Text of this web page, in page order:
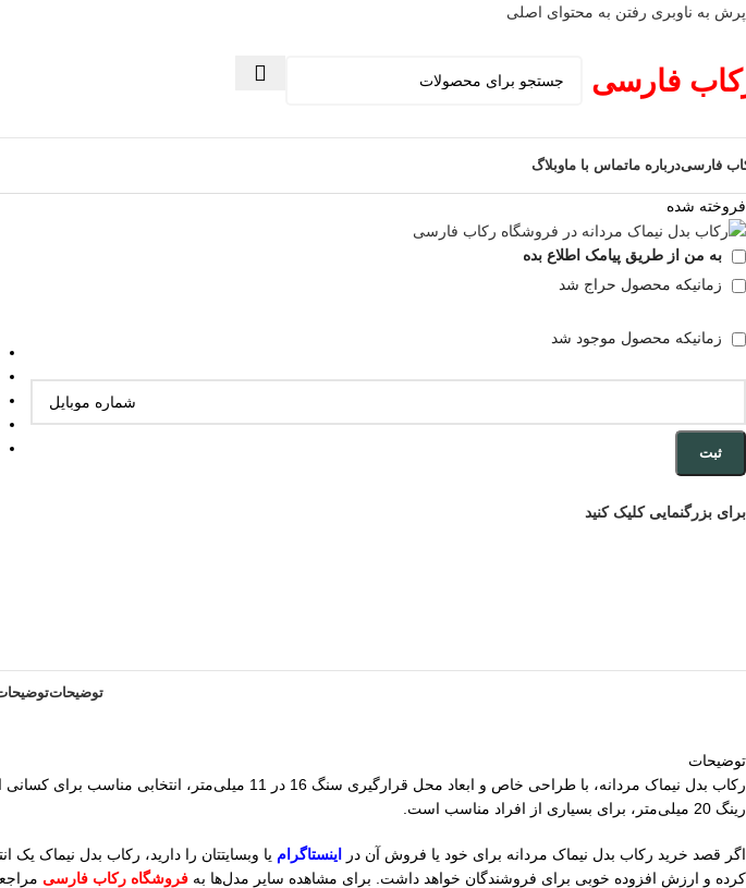
پرش به ناوبری رفتن به محتوای اصلی
فارسی
فارسیدرباره ماتماس با ماوبلاگ
فروخته شده
به من از طریق پیامک اطلاع بده
زمانیکه محصول حراج شد
زمانیکه محصول موجود شد
ثبت
برای بزرگنمایی کلیک کنید
توضیحات
توضیحات
رینگ 20 میلی‌متر، برای بسیاری از افراد مناسب است.
اگر قصد خرید رکاب بدل نیماک مردانه برای خود یا فروش آن در اینستاگرام یا وبسایتتان را دارید، رکاب بدل نیماک
کرده و ارزش افزوده خوبی برای فروشندگان خواهد داشت. برای مشاهده سایر مدل‌ها به فروشگاه رکاب فارسی